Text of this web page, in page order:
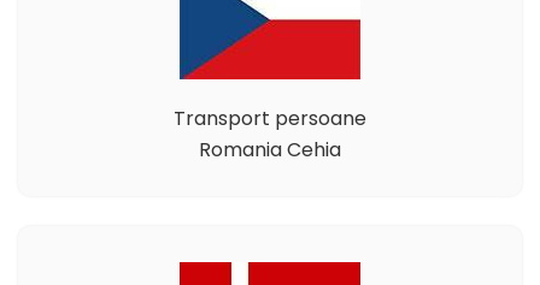
Transport persoane
Romania Cehia